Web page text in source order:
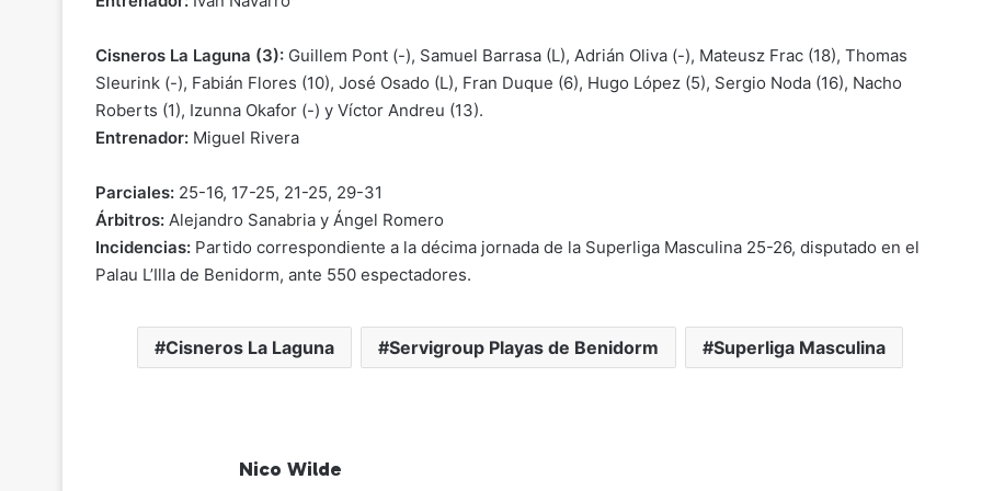
Cisneros La Laguna (3): Guillem Pont (-), Samuel Barrasa (L), Adrián Oliva (-), Mateusz Frac (18), Thomas
Sleurink (-), Fabián Flores (10), José Osado (L), Fran Duque (6), Hugo López (5), Sergio Noda (16), Nacho
Roberts (1), Izunna Okafor (-) y Víctor Andreu (13).
Entrenador: Miguel Rivera
Parciales: 25-16, 17-25, 21-25, 29-31
Árbitros: Alejandro Sanabria y Ángel Romero
Incidencias: Partido correspondiente a la décima jornada de la Superliga Masculina 25-26, disputado en el
Palau L’Illa de Benidorm, ante 550 espectadores.
Cisneros La Laguna Servigroup Playas de Benidorm Superliga Masculina
Nico Wilde